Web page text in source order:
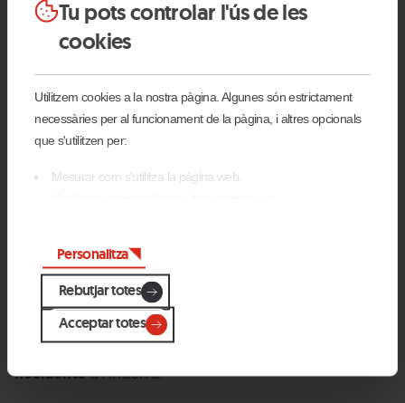
Tu pots controlar l'ús de les
cookies
Utilitzem cookies a la nostra pàgina. Algunes són estrictament
necessàries per al funcionament de la pàgina, i altres opcionals
que s'utilitzen per:
Mesurar com s'utilitza la pàgina web.
Si prefereixes configurar-les tu mateix, punxa a 'Configura'.
Acceptar totes
Personalitza
Rebutjar totes
Nivell 3
El curs es desenvolupa al Bike Park, per
vermelles i negresamb zones tècniques, desnivell
Residentsa Andorra.